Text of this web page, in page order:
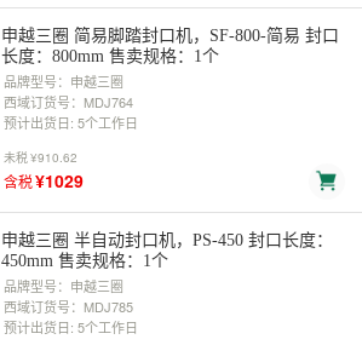
申越三圈 简易脚踏封口机，SF-800-简易 封口
长度：800mm 售卖规格：1个
品牌型号：申越三圈
西域订货号：MDJ764
预计出货日: 5个工作日
未税¥910.62
含税¥1029
申越三圈 半自动封口机，PS-450 封口长度：
450mm 售卖规格：1个
品牌型号：申越三圈
西域订货号：MDJ785
预计出货日: 5个工作日